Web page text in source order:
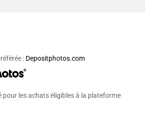
: Depositphotos.com
pour les achats éligibles à la plateforme